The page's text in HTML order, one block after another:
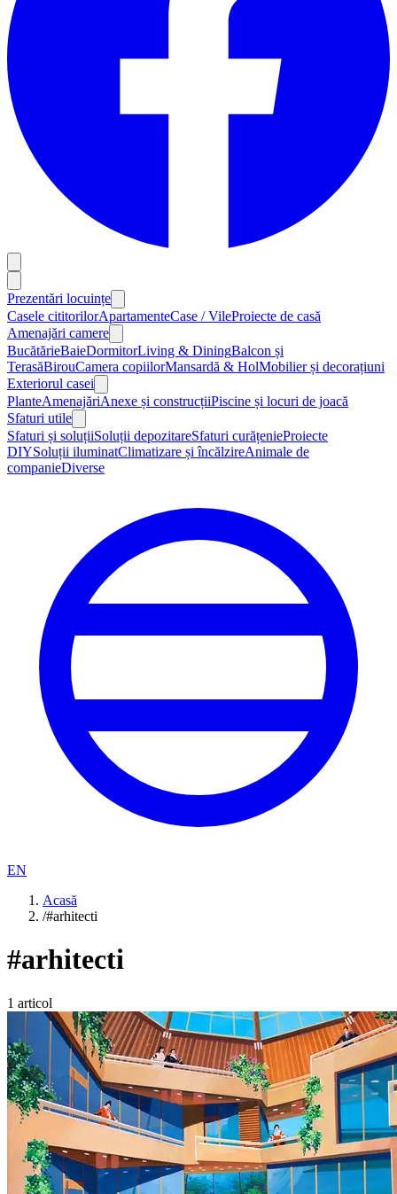
Prezentări locuințe
Casele cititorilorApartamenteCase / VileProiecte de casă
Amenajări camere
BucătărieBaieDormitorLiving & DiningBalcon și
TerasăBirouCamera copiilorMansardă & HolMobilier și decorațiuni
Exteriorul casei
PlanteAmenajăriAnexe și construcțiiPiscine și locuri de joacă
Sfaturi utile
Sfaturi și soluțiiSoluții depozitareSfaturi curățenieProiecte
DIYSoluții iluminatClimatizare și încălzireAnimale de
companieDiverse
EN
Acasă
/#arhitecti
#arhitecti
1 articol